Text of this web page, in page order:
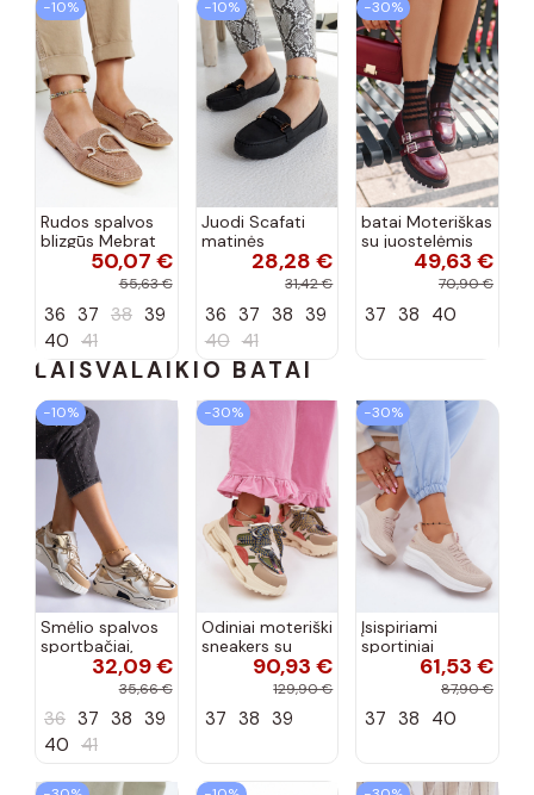
−10%
Rudos spalvos
blizgūs Mebrat
bateliai50,07 €
55,63 €
36 37 38 39
40 41
−10%
Juodi Scafati
matinės
apdailos bateliai
28,28 €
31,42 €
36 37 38 39
40 41
−30%
batai Moteriškas
su juostelėmis
su lako efektu
bordo spalvos
49,63 €
70,90 €
37 38 40
LAISVALAIKIO BATAI
−10%
Smėlio spalvos
sportbačiai,
dekoruoti Valdez
cirkonio virvele
32,09 €
35,66 €
36 37 38 39
40 41
−30%
Odiniai moteriški
sneakers su
platforma D&A
CR61-3133
90,93 €
129,90 €
37 38 39
−30%
Įsispiriami
sportiniai
bateliai Kobbo
102425 smėlio
61,53 €
87,90 €
37 38 40